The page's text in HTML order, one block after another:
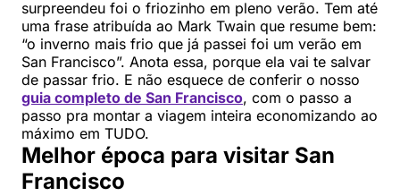
surpreendeu foi o friozinho em pleno verão. Tem até
uma frase atribuída ao Mark Twain que resume bem:
“o inverno mais frio que já passei foi um verão em
San Francisco”. Anota essa, porque ela vai te salvar
de passar frio. E não esquece de conferir o nosso
guia completo de San Francisco, com o passo a
passo pra montar a viagem inteira economizando ao
máximo em TUDO.
Melhor época para visitar San
Francisco